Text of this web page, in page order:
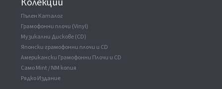
Пълен Каталог
Грамофонни плочи (Vinyl)
Музикални Дискове (CD)
Японски грамофонни плочи и CD
Американски Грамофонни Плочи и CD
Само Mint / NM копия
Рядко Издание